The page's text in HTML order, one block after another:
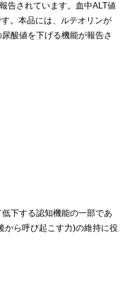
告されています。血中ALT値
。本品には、ルテオリンが
酸値を下げる機能が報告さ
下する認知機能の一部であ
から呼び起こす力)の維持に役